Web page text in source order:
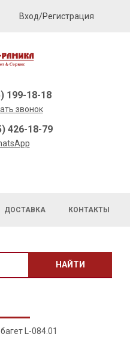
Вход/Регистрация
199-18-18
звонок
426-18-79
ДОСТАВКА КОНТАКТЫ
НАЙТИ
L-084.01